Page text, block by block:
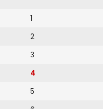
1
2
3
4
5